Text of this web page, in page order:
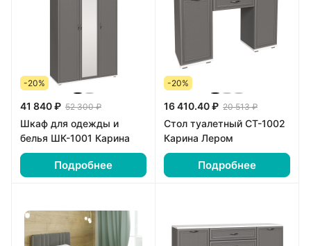
-20%
41 840 ₽ 52 300 ₽
Шкаф для одежды и
белья ШК-1001 Карина
Подробнее
-20%
16 410.40 ₽ 20 513 ₽
Стол туалетный СТ-1002
Карина Лером
Подробнее